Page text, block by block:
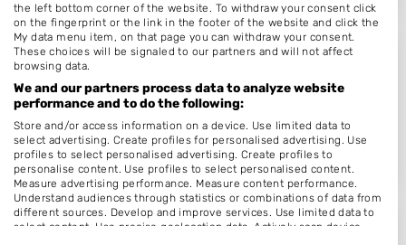
Haar & Beautystudio Brenda
Bunschoterweg 5
6711CG
Ede
Op 18,00 km afstand
the left bottom corner of the website. To withdraw your consent click
on the fingerprint or the link in the footer of the website and click the
My data menu item, on that page you can withdraw your consent.
These choices will be signaled to our partners and will not affect
browsing data.
We and our partners process data to analyze website
performance and to do the following:
Store and/or access information on a device. Use limited data to
select advertising. Create profiles for personalised advertising. Use
profiles to select personalised advertising. Create profiles to
personalise content. Use profiles to select personalised content.
Measure advertising performance. Measure content performance.
Understand audiences through statistics or combinations of data from
different sources. Develop and improve services. Use limited data to
select content. Use precise geolocation data. Actively scan device